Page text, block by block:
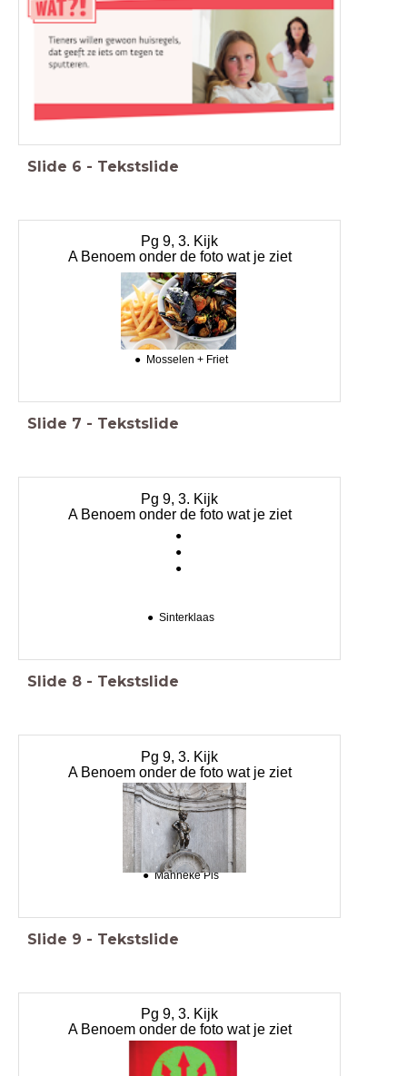
Slide 6 - Tekstslide
Pg 9, 3. Kijk
A Benoem onder de foto wat je ziet
Mosselen + Friet
Slide 7 - Tekstslide
Pg 9, 3. Kijk
A Benoem onder de foto wat je ziet
Sinterklaas
Slide 8 - Tekstslide
Pg 9, 3. Kijk
A Benoem onder de foto wat je ziet
Manneke Pis
Manneke Pis
Slide 9 - Tekstslide
Pg 9, 3. Kijk
A Benoem onder de foto wat je ziet